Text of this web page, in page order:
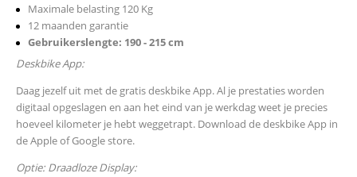
Maximale belasting 120 Kg
12 maanden garantie
Gebruikerslengte: 190 - 215 cm
Deskbike App:
Daag jezelf uit met de gratis deskbike App. Al je prestaties worden
digitaal opgeslagen en aan het eind van je werkdag weet je precies
hoeveel kilometer je hebt weggetrapt. Download de deskbike App in
de Apple of Google store.
Optie: Draadloze Display: